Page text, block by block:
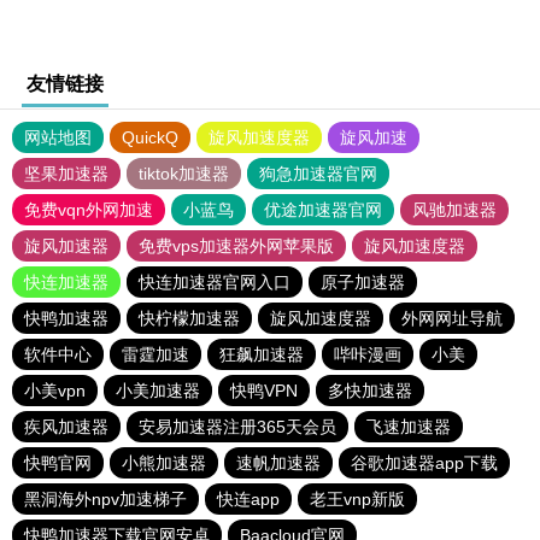
友情链接
网站地图 QuickQ 旋风加速度器
旋风加速
坚果加速器
tiktok加速器
狗急加速器官网
免费vqn外网加速
小蓝鸟 优途加速器官网
风驰加速器
旋风加速器
免费vps加速器外网苹果版
旋风加速度器
快连加速器
快连加速器官网入口
原子加速器
快鸭加速器
快柠檬加速器 旋风加速度器
外网网址导航
软件中心
雷霆加速 狂飙加速器 哔咔漫画
小美
小美vpn
小美加速器 快鸭VPN
多快加速器
疾风加速器
安易加速器注册365天会员
飞速加速器
快鸭官网
小熊加速器 速帆加速器
谷歌加速器app下载
黑洞海外npv加速梯子
快连app
老王vnp新版
快鸭加速器下载官网安卓
Baacloud官网